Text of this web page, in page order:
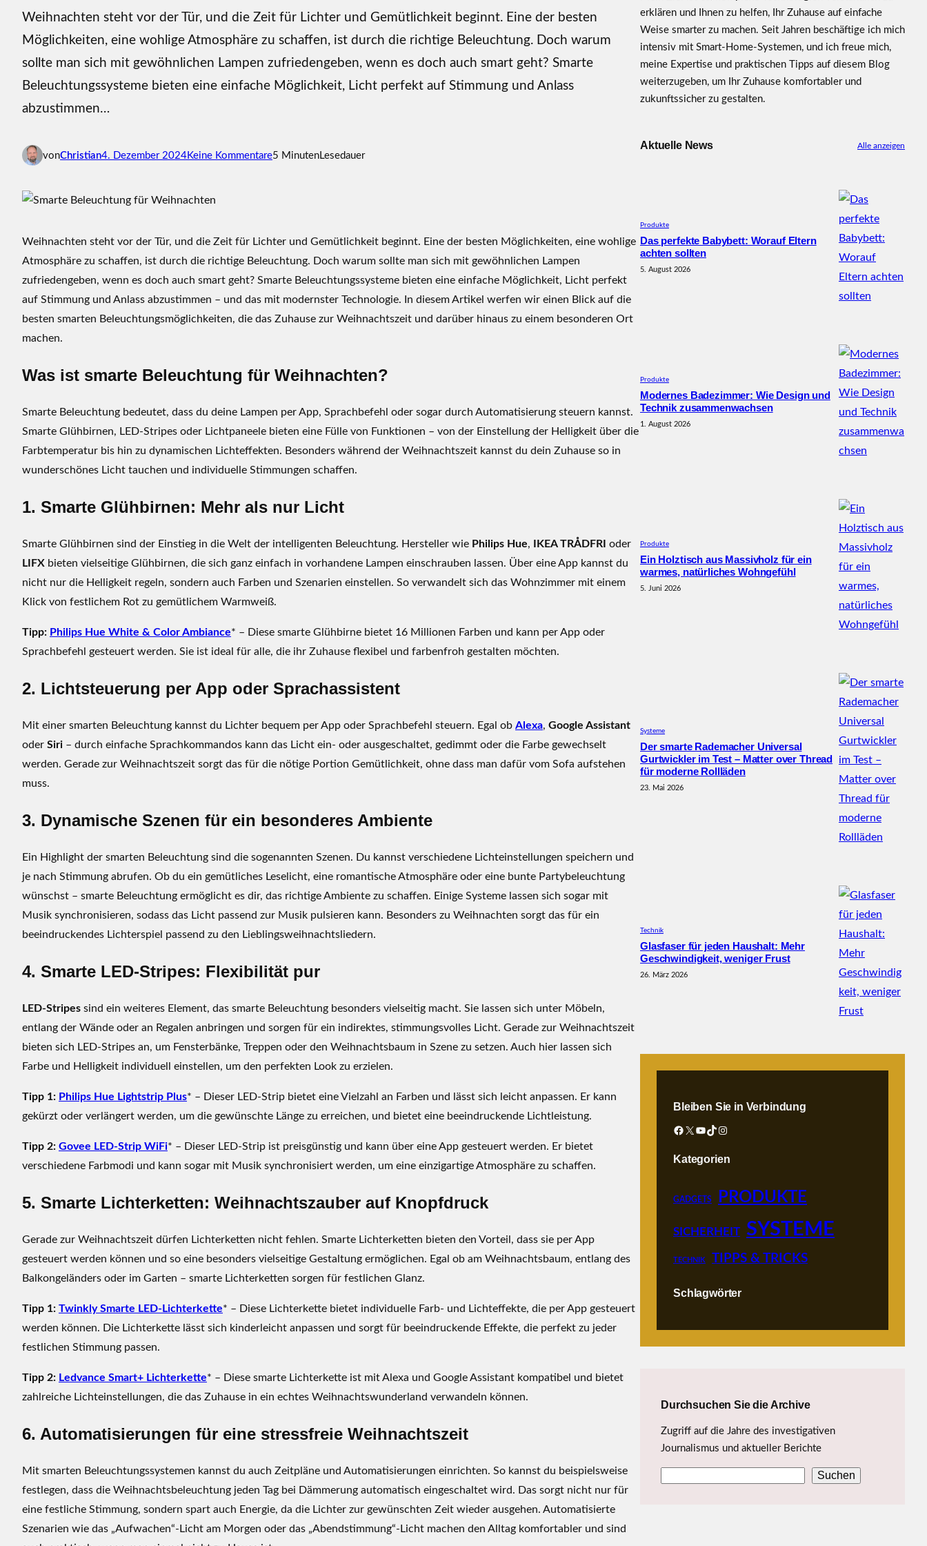
Weihnachten steht vor der Tür, und die Zeit für Lichter und Gemütlichkeit beginnt. Eine der besten
Möglichkeiten, eine wohlige Atmosphäre zu schaffen, ist durch die richtige Beleuchtung. Doch warum
sollte man sich mit gewöhnlichen Lampen zufriedengeben, wenn es doch auch smart geht? Smarte
Beleuchtungssysteme bieten eine einfache Möglichkeit, Licht perfekt auf Stimmung und Anlass
abzustimmen…
vonChristian4. Dezember 2024Keine Kommentarez
r
t
c
t
u
n
i
h
n
c
h
e
:
F
e
i
c
h
t
i
e
m
m
u
g
i
e
n
m
Z
u
a
u
5 Minuten Lesedauer
Weihnachten steht vor der Tür, und die Zeit für Lichter und Gemütlichkeit beginnt. Eine der besten Möglichkeiten, eine wohlige
Atmosphäre zu schaffen, ist durch die richtige Beleuchtung. Doch warum sollte man sich mit gewöhnlichen Lampen
zufriedengeben, wenn es doch auch smart geht? Smarte Beleuchtungssysteme bieten eine einfache Möglichkeit, Licht perfekt
auf Stimmung und Anlass abzustimmen – und das mit modernster Technologie. In diesem Artikel werfen wir einen Blick auf die
besten smarten Beleuchtungsmöglichkeiten, die das Zuhause zur Weihnachtszeit und darüber hinaus zu einem besonderen Ort
machen.
Was ist smarte Beleuchtung für Weihnachten?
Smarte Beleuchtung bedeutet, dass du deine Lampen per App, Sprachbefehl oder sogar durch Automatisierung steuern kannst.
Smarte Glühbirnen, LED-Stripes oder Lichtpaneele bieten eine Fülle von Funktionen – von der Einstellung der Helligkeit über die
Farbtemperatur bis hin zu dynamischen Lichteffekten. Besonders während der Weihnachtszeit kannst du dein Zuhause so in
wunderschönes Licht tauchen und individuelle Stimmungen schaffen.
1. Smarte Glühbirnen: Mehr als nur Licht
Smarte Glühbirnen sind der Einstieg in die Welt der intelligenten Beleuchtung. Hersteller wie Philips Hue, IKEA TRÅDFRI oder
LIFX bieten vielseitige Glühbirnen, die sich ganz einfach in vorhandene Lampen einschrauben lassen. Über eine App kannst du
nicht nur die Helligkeit regeln, sondern auch Farben und Szenarien einstellen. So verwandelt sich das Wohnzimmer mit einem
Klick von festlichem Rot zu gemütlichem Warmweiß.
Tipp: Philips Hue White & Color Ambiance* – Diese smarte Glühbirne bietet 16 Millionen Farben und kann per App oder
Sprachbefehl gesteuert werden. Sie ist ideal für alle, die ihr Zuhause flexibel und farbenfroh gestalten möchten.
2. Lichtsteuerung per App oder Sprachassistent
Mit einer smarten Beleuchtung kannst du Lichter bequem per App oder Sprachbefehl steuern. Egal ob Alexa, Google Assistant
oder Siri – durch einfache Sprachkommandos kann das Licht ein- oder ausgeschaltet, gedimmt oder die Farbe gewechselt
werden. Gerade zur Weihnachtszeit sorgt das für die nötige Portion Gemütlichkeit, ohne dass man dafür vom Sofa aufstehen
muss.
3. Dynamische Szenen für ein besonderes Ambiente
Ein Highlight der smarten Beleuchtung sind die sogenannten Szenen. Du kannst verschiedene Lichteinstellungen speichern und
je nach Stimmung abrufen. Ob du ein gemütliches Leselicht, eine romantische Atmosphäre oder eine bunte Partybeleuchtung
wünschst – smarte Beleuchtung ermöglicht es dir, das richtige Ambiente zu schaffen. Einige Systeme lassen sich sogar mit
Musik synchronisieren, sodass das Licht passend zur Musik pulsieren kann. Besonders zu Weihnachten sorgt das für ein
beeindruckendes Lichterspiel passend zu den Lieblingsweihnachtsliedern.
4. Smarte LED-Stripes: Flexibilität pur
LED-Stripes sind ein weiteres Element, das smarte Beleuchtung besonders vielseitig macht. Sie lassen sich unter Möbeln,
entlang der Wände oder an Regalen anbringen und sorgen für ein indirektes, stimmungsvolles Licht. Gerade zur Weihnachtszeit
bieten sich LED-Stripes an, um Fensterbänke, Treppen oder den Weihnachtsbaum in Szene zu setzen. Auch hier lassen sich
Farbe und Helligkeit individuell einstellen, um den perfekten Look zu erzielen.
Tipp 1: Philips Hue Lightstrip Plus* – Dieser LED-Strip bietet eine Vielzahl an Farben und lässt sich leicht anpassen. Er kann
gekürzt oder verlängert werden, um die gewünschte Länge zu erreichen, und bietet eine beeindruckende Lichtleistung.
Tipp 2: Govee LED-Strip WiFi* – Dieser LED-Strip ist preisgünstig und kann über eine App gesteuert werden. Er bietet
verschiedene Farbmodi und kann sogar mit Musik synchronisiert werden, um eine einzigartige Atmosphäre zu schaffen.
5. Smarte Lichterketten: Weihnachtszauber auf Knopfdruck
Gerade zur Weihnachtszeit dürfen Lichterketten nicht fehlen. Smarte Lichterketten bieten den Vorteil, dass sie per App
gesteuert werden können und so eine besonders vielseitige Gestaltung ermöglichen. Egal ob am Weihnachtsbaum, entlang des
Balkongeländers oder im Garten – smarte Lichterketten sorgen für festlichen Glanz.
Tipp 1: Twinkly Smarte LED-Lichterkette* – Diese Lichterkette bietet individuelle Farb- und Lichteffekte, die per App gesteuert
werden können. Die Lichterkette lässt sich kinderleicht anpassen und sorgt für beeindruckende Effekte, die perfekt zu jeder
festlichen Stimmung passen.
Tipp 2: Ledvance Smart+ Lichterkette* – Diese smarte Lichterkette ist mit Alexa und Google Assistant kompatibel und bietet
zahlreiche Lichteinstellungen, die das Zuhause in ein echtes Weihnachtswunderland verwandeln können.
6. Automatisierungen für eine stressfreie Weihnachtszeit
Mit smarten Beleuchtungssystemen kannst du auch Zeitpläne und Automatisierungen einrichten. So kannst du beispielsweise
festlegen, dass die Weihnachtsbeleuchtung jeden Tag bei Dämmerung automatisch eingeschaltet wird. Das sorgt nicht nur für
eine festliche Stimmung, sondern spart auch Energie, da die Lichter zur gewünschten Zeit wieder ausgehen. Automatisierte
Szenarien wie das „Aufwachen“-Licht am Morgen oder das „Abendstimmung“-Licht machen den Alltag komfortabler und sind
erklären und Ihnen zu helfen, Ihr Zuhause auf einfache
Weise smarter zu machen. Seit Jahren beschäftige ich mich
intensiv mit Smart-Home-Systemen, und ich freue mich,
meine Expertise und praktischen Tipps auf diesem Blog
weiterzugeben, um Ihr Zuhause komfortabler und
zukunftssicher zu gestalten.
Aktuelle News Alle anzeigen
Produkte
Das perfekte Babybett: Worauf Eltern
achten sollten
5. August 2026
Produkte
Modernes Badezimmer: Wie Design und
Technik zusammenwachsen
1. August 2026
Produkte
Ein Holztisch aus Massivholz für ein
warmes, natürliches Wohngefühl
5. Juni 2026
Systeme
Der smarte Rademacher Universal
Gurtwickler im Test – Matter over Thread
für moderne Rollläden
23. Mai 2026
Technik
Glasfaser für jeden Haushalt: Mehr
Geschwindigkeit, weniger Frust
26. März 2026
Bleiben Sie in Verbindung
Facebook X YouTube TikTok Instagram
Kategorien
GADGETS PRODUKTE
SICHERHEIT SYSTEME
TECHNIK TIPPS & TRICKS
Schlagwörter
Durchsuchen Sie die Archive
Zugriff auf die Jahre des investigativen
Journalismus und aktueller Berichte
Suchen